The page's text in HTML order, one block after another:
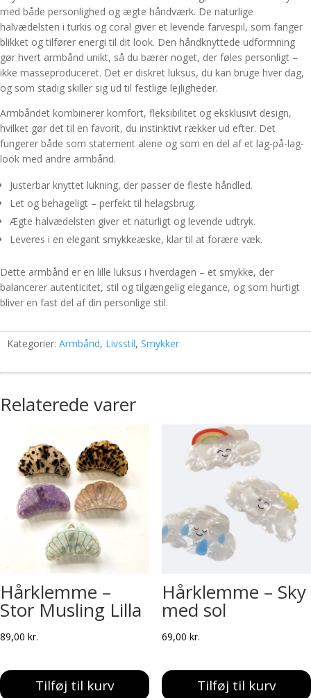
med både personlighed og ægte håndværk. De naturlige
halvædelsten i turkis og coral giver et levende farvespil, som fanger
blikket og tilfører energi til dit look. Den håndknyttede udformning
gør hvert armbånd unikt, så du bærer noget, der føles personligt –
ikke masseproduceret. Det er diskret luksus, du kan bruge hver dag,
og som stadig skiller sig ud til festlige lejligheder.
Armbåndet kombinerer komfort, fleksibilitet og eksklusivt design,
hvilket gør det til en favorit, du instinktivt rækker ud efter. Det
fungerer både som statement alene og som en del af et lag-på-lag-
look med andre armbånd.
Justerbar knyttet lukning, der passer de fleste håndled.
Let og behageligt – perfekt til helagsbrug.
Ægte halvædelsten giver et naturligt og levende udtryk.
Leveres i en elegant smykkeæske, klar til at forære væk.
Dette armbånd er en lille luksus i hverdagen – et smykke, der
balancerer autenticitet, stil og tilgængelig elegance, og som hurtigt
bliver en fast del af din personlige stil.
Kategorier: Armbånd, Livsstil, Smykker
Relaterede varer
Hårklemme –
Stor Musling Lilla
89,00 kr.
Tilføj til kurv
Hårklemme – Sky
med sol
69,00 kr.
Tilføj til kurv